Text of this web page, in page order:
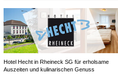
Hotel Hecht in Rheineck SG für erholsame
Auszeiten und kulinarischen Genuss